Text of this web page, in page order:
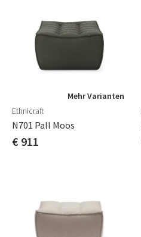
Mehr Varianten
Ethnicraft
N701 Pall Moos
€ 911